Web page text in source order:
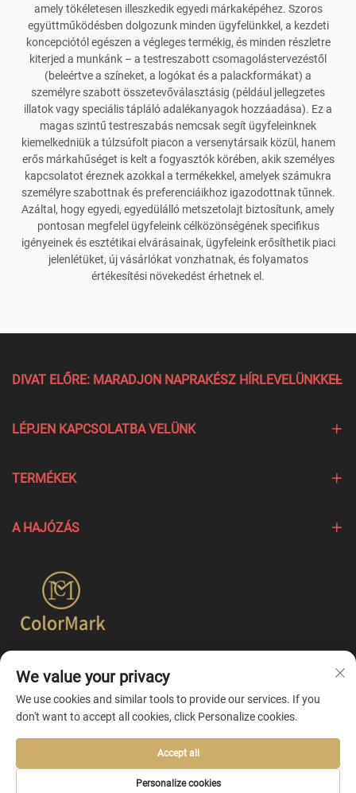
amely tökéletesen illeszkedik egyedi márkaképéhez. Szoros
együttműködésben dolgozunk minden ügyfelünkkel, a kezdeti
koncepciótól egészen a végleges termékig, és minden részletre
kiterjed a munkánk – a testreszabott csomagolástervezéstől
(beleértve a színeket, a logókat és a palackformákat) a
személyre szabott összetevőválasztásig (például jellegzetes
illatok vagy speciális tápláló adalékanyagok hozzáadása). Ez a
magas szintű testreszabás nemcsak segít ügyfeleinknek
kiemelkedniük a túlzsúfolt piacon a versenytársaik közül, hanem
erős márkahűséget is kelt a fogyasztók körében, akik személyes
kapcsolatot éreznek azokkal a termékekkel, amelyek számukra
személyre szabottnak és preferenciáikhoz igazodottnak tűnnek.
Azáltal, hogy egyedi, egyedülálló metszetolajt biztosítunk, amely
pontosan megfelel ügyfeleink célközönségének specifikus
igényeinek és esztétikai elvárásainak, ügyfeleink erősíthetik piaci
jelenlétüket, új vásárlókat vonzhatnak, és folyamatos
értékesítési növekedést érhetnek el.
DIVAT ELŐRE: MARADJON NAPRAKÉSZ HÍRLEVELÜNKKEL
LÉPJEN KAPCSOLATBA VELÜNK
TERMÉKEK
A HAJÓZÁS
termékek létrehozására összpontosít, és egyszerűbb
egyesített testreszabási szolgáltatásokat kínál.
Copyright © 2026 by Ningbo Colormark Cosmetics Co., Ltd. -
We value your privacy
We use cookies and similar tools to provide our services. If you
don't want to accept all cookies, click Personalize cookies.
Personalize cookies
Accept all